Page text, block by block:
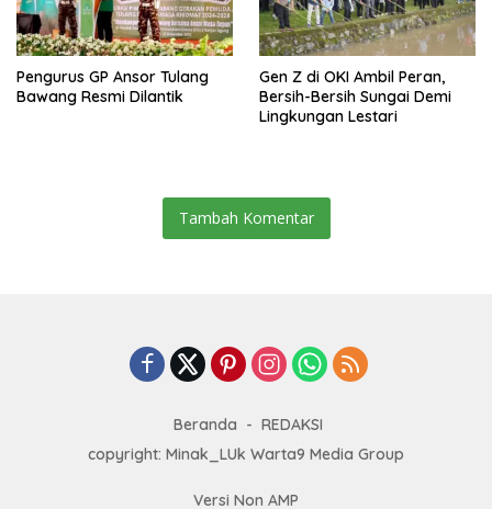
Pengurus GP Ansor Tulang
Bawang Resmi Dilantik
Gen Z di OKI Ambil Peran,
Bersih-Bersih Sungai Demi
Lingkungan Lestari
Tambah Komentar
Beranda
REDAKSI
copyright: Minak_LUk Warta9 Media Group
Versi Non AMP